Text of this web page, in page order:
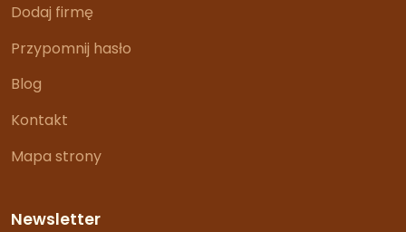
Dodaj firmę
Przypomnij hasło
Blog
Kontakt
Mapa strony
Newsletter